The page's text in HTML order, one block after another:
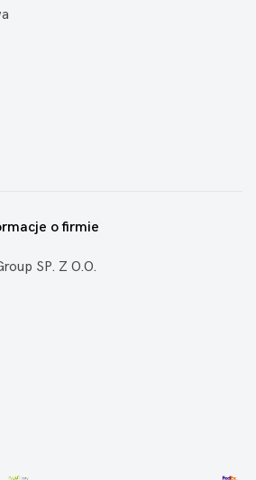
o firmie
SP. Z O.O.